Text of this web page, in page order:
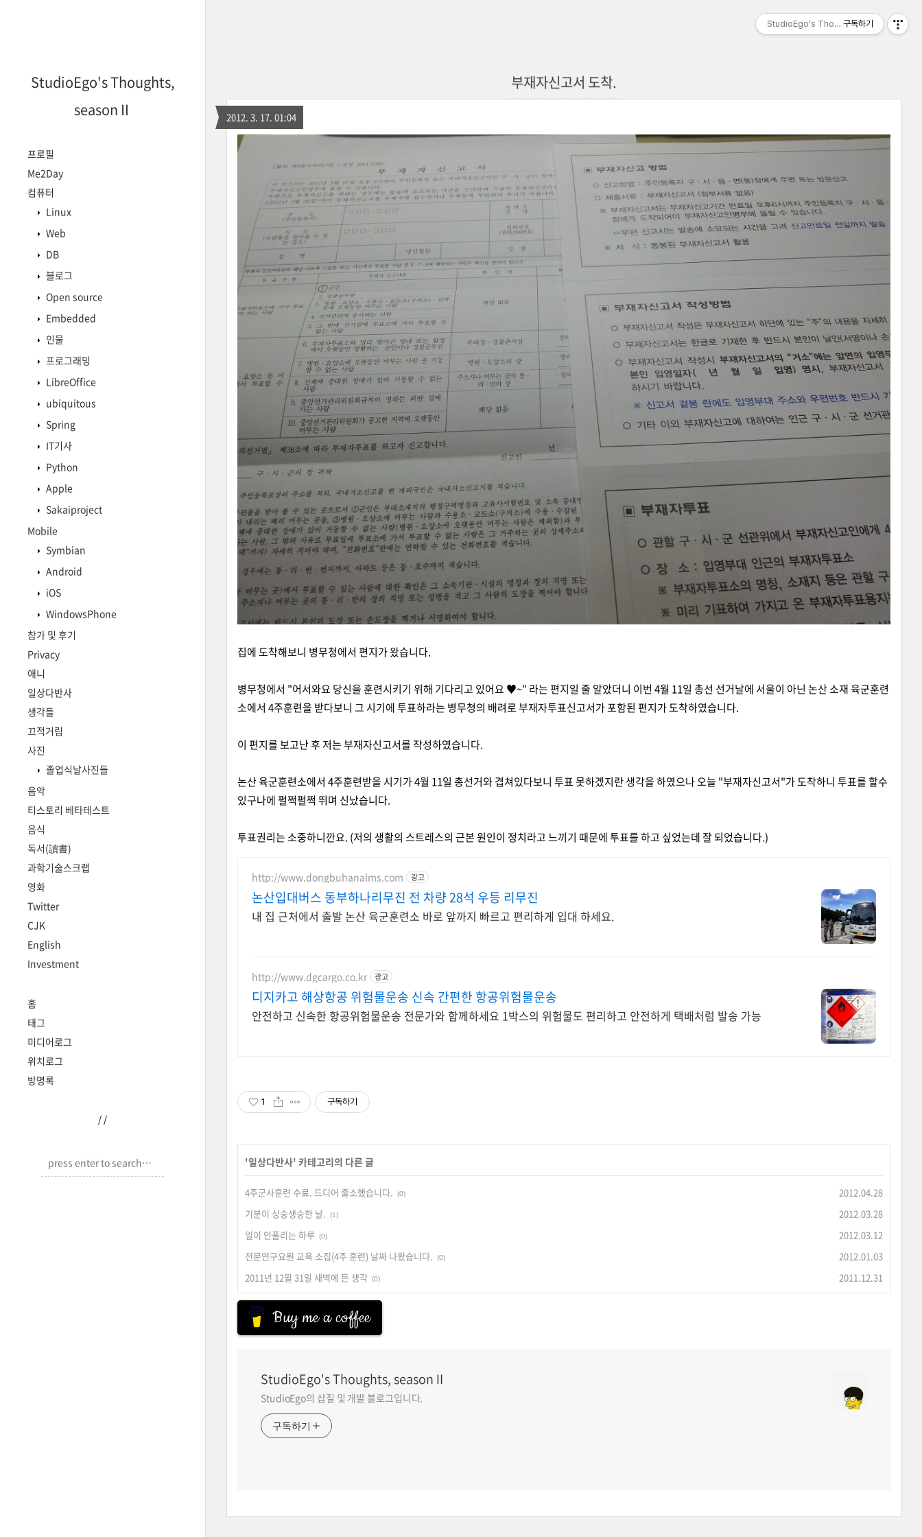
StudioEgo's Thoughts,
seasonⅡ
프로필
Me2Day
컴퓨터
Linux
Web
DB
블로그
Open source
Embedded
인물
프로그래밍
LibreOffice
ubiquitous
Spring
IT기사
Python
Apple
Sakaiproject
Mobile
Symbian
Android
iOS
WindowsPhone
참가 및 후기
Privacy
애니
일상다반사
생각들
끄적거림
사진
졸업식날사진들
음악
티스토리 베타테스트
음식
독서(讀書)
과학기술스크랩
영화
Twitter
CJK
English
Investment
홈
태그
미디어로그
위치로그
방명록
/ /
부재자신고서 도착.
2012. 3. 17. 01:04
집에 도착해보니 병무청에서 편지가 왔습니다.
병무청에서 "어서와요 당신을 훈련시키기 위해 기다리고 있어요 ♥~" 라는 편지일 줄 알았더니 이번 4월 11일 총선 선거날에 서울이 아닌 논산 소재 육군훈련
소에서 4주훈련을 받다보니 그 시기에 투표하라는 병무청의 배려로 부재자투표신고서가 포함된 편지가 도착하였습니다.
이 편지를 보고난 후 저는 부재자신고서를 작성하였습니다.
논산 육군훈련소에서 4주훈련받을 시기가 4월 11일 총선거와 겹쳐있다보니 투표 못하겠지란 생각을 하였으나 오늘 "부재자신고서"가 도착하니 투표를 할수
있구나에 펄쩍펄쩍 뛰며 신났습니다.
투표권리는 소중하니깐요. (저의 생활의 스트레스의 근본 원인이 정치라고 느끼기 때문에 투표를 하고 싶었는데 잘 되었습니다.)
http://www.dongbuhanalms.com 광고
논산입대버스 동부하나리무진 전 차량 28석 우등 리무진
내 집 근처에서 출발 논산 육군훈련소 바로 앞까지 빠르고 편리하게 입대 하세요.
http://www.dgcargo.co.kr 광고
디지카고 해상항공 위험물운송 신속 간편한 항공위험물운송
안전하고 신속한 항공위험물운송 전문가와 함께하세요 1박스의 위험물도 편리하고 안전하게 택배처럼 발송 가능
1 구독하기
'일상다반사' 카테고리의 다른 글
4주군사훈련 수료. 드디어 출소했습니다. (0)
2012.04.28
기분이 싱숭생숭한 날.
(1)
2012.03.28
일이 안풀리는 하루 (0)
2012.03.12
전문연구요원 교육 소집(4주 훈련) 날짜 나왔습니다.
(0)
2012.01.03
2011년 12월 31일 새벽에 든 생각 (0) 2011.12.31
Buy me a coffee
StudioEgo's Thoughts, seasonⅡ
StudioEgo의 삽질 및 개발 블로그입니다.
구독하기
StudioEgo's Thoughts, seasonⅡ
구독하기